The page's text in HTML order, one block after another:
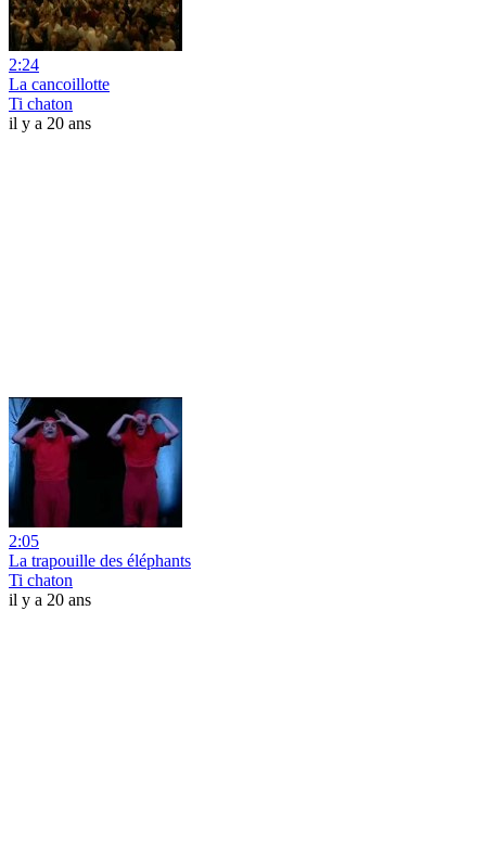
2:24
La cancoillotte
Ti chaton
il y a 20 ans
2:05
La trapouille des éléphants
Ti chaton
il y a 20 ans